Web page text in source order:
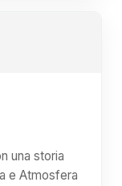
una storia
e Atmosfera